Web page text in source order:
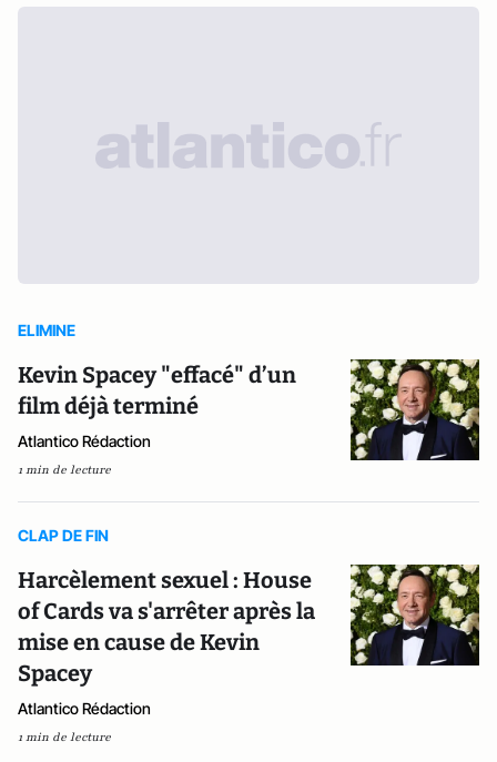
ELIMINE
Kevin Spacey "effacé" d’un
film déjà terminé
Atlantico Rédaction
1 min de lecture
CLAP DE FIN
Harcèlement sexuel : House
of Cards va s'arrêter après la
mise en cause de Kevin
Spacey
Atlantico Rédaction
1 min de lecture